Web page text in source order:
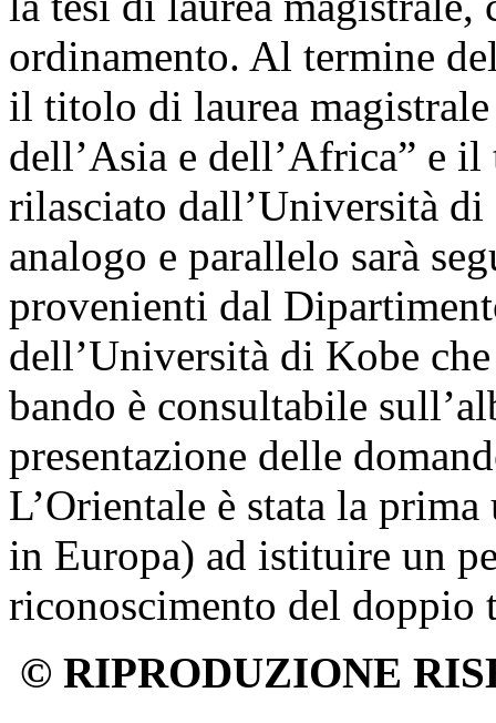
ordinamento. Al termine
il titolo di laurea
dell’Asia e dell’Africa” e
rilasciato dall’Università
analogo e parallelo sarà
provenienti dal
dell’Università di Kobe
bando è consultabile
presentazione delle
L’Orientale è stata la
in Europa) ad istituire un
riconoscimento del
© RIPRODUZIONE